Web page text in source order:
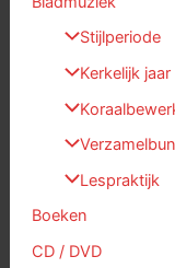
Stijlperiode
Kerkelijk jaar
Lespraktijk
Boeken
CD / DVD